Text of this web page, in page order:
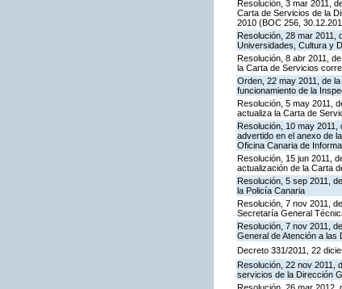
Resolución, 3 mar 2011,
Carta de Servicios de la
2010 (BOC 256,
Resolución, 28 mar 2011,
Universidades, Cultura y
Resolución, 8 abr 2011,
la Carta de Servicios
Orden, 22 may 2011, de
funcionamiento de la
Resolución, 5 may 2011,
actualiza la Carta de
Resolución, 10 may
advertido en el anexo de
Oficina Canaria de
Resolución, 15 jun 2011,
actualización de la Carta
Resolución, 5 sep 2011,
la Policía Canaria
Resolución, 7 nov 2011,
Secretaría General
Resolución, 7 nov 2011,
General de Atención a las
Decreto 331/2011, 22
Resolución, 22 nov 2011,
servicios de la Dirección